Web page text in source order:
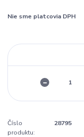
Nie sme platcovia DPH
Číslo
produktu:
28795